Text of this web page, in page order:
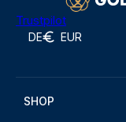
Trustpilot
DE EUR
SHOP